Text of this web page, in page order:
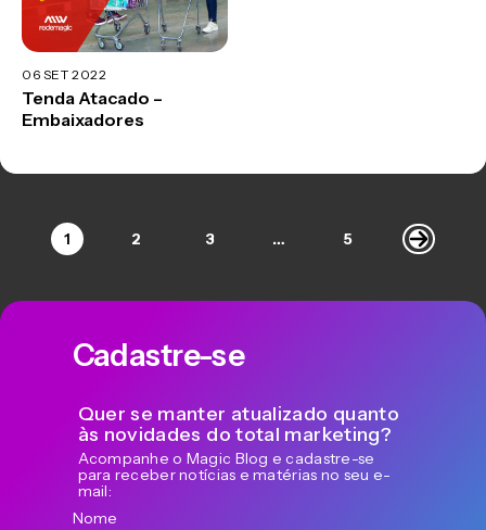
06 SET 2022
Tenda Atacado –
Embaixadores
1 2 3 … 5
Cadastre-se
Quer se manter atualizado quanto
às novidades do total marketing?
Acompanhe o Magic Blog e cadastre-se
para receber notícias e matérias no seu e-
mail:
Nome